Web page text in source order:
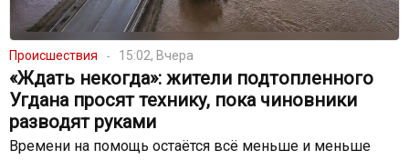
Происшествия 15:02, Вчера
«Ждать некогда»: жители подтопленного
Угдана просят технику, пока чиновники
разводят руками
Времени на помощь остаётся всё меньше и меньше